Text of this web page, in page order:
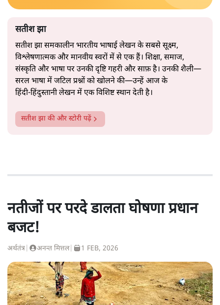
सतीश झा
सतीश झा समकालीन भारतीय भाषाई लेखन के सबसे सूक्ष्म,
विश्लेषणात्मक और मानवीय स्वरों में से एक हैं। शिक्षा, समाज,
संस्कृति और भाषा पर उनकी दृष्टि गहरी और साफ़ है। उनकी शैली—
सरल भाषा में जटिल प्रश्नों को खोलने की—उन्हें आज के
हिंदी‑हिंदुस्तानी लेखन में एक विशिष्ट स्थान देती है।
सतीश झा की और स्टोरी पढ़ें
नतीजों पर परदे डालता घोषणा प्रधान
बजट!
अर्थतंत्र अनन्त मित्तल| 1 FEB, 2026